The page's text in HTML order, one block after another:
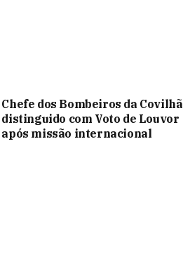
Chefe dos Bombeiros da Covilhã
distinguido com Voto de Louvor
após missão internacional